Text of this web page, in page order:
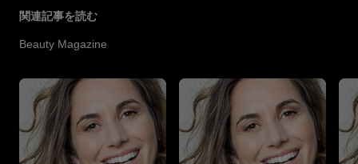
関連記事を読む
Beauty Magazine